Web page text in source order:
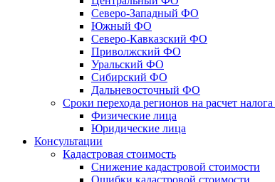
Северо-Западный ФО
Южный ФО
Северо-Кавказский ФО
Приволжский ФО
Уральский ФО
Сибирский ФО
Дальневосточный ФО
Сроки перехода регионов на расчет
Физические лица
Юридические лица
Консультации
Кадастровая стоимость
Снижение кадастровой стоимости
Ошибки кадастровой стоимости